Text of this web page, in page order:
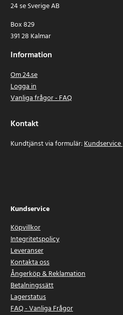
24 se Sverige AB
Box 829
391 28 Kalmar
Information
Om 24.se
Logga in
Vanliga frågor - FAQ
Kontakt
Kundtjänst via formulär:Kundservice
Kundservice
Köpvillkor
Integritetspolicy
Leveranser
Kontakta oss
Ångerköp & Reklamation
Betalningssätt
Lagerstatus
FAQ - Vanliga Frågor